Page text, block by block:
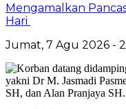
Mengamalkan
Hari
Jumat, 7 Agu 2026 -